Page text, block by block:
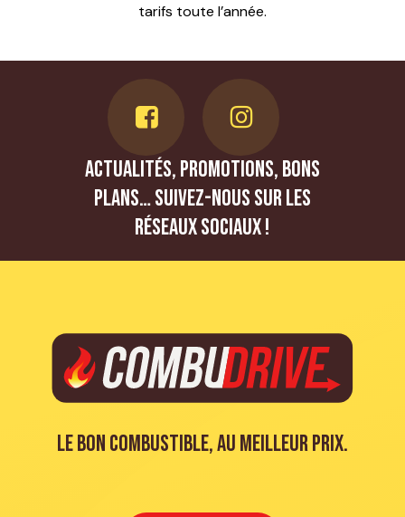
tarifs toute l’année.
Actualités, promotions, bons
plans… Suivez-nous sur les
réseaux sociaux !
Le bon combustible, au meilleur prix.